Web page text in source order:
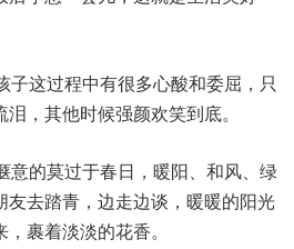
子这过程中有很多心酸和委屈，只
，其他时候强颜欢笑到底。
意的莫过于春日，暖阳、和风、绿
友去踏青，边走边谈，暖暖的阳光
裹着淡淡的花香。